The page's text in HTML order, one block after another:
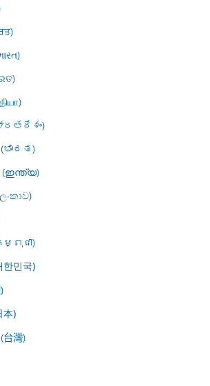
(ഇന്ത്യ)
ម្ពុជា)
한민국)
本)
台灣)